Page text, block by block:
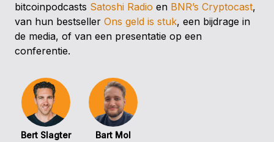
bitcoinpodcasts Satoshi Radio en BNR’s Cryptocast,
van hun bestseller Ons geld is stuk, een bijdrage in
de media, of van een presentatie op een
conferentie.
Bert Slagter Bart Mol